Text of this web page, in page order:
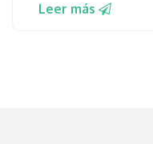
Leer más